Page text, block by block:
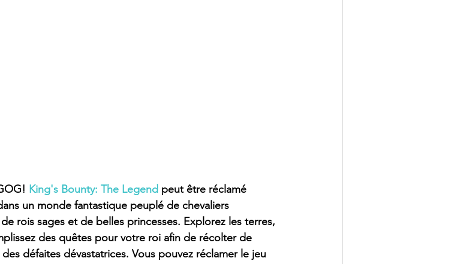
King's Bounty: The Legend peut être réclamé
un monde fantastique peuplé de chevaliers
rois sages et de belles princesses. Explorez les terres,
des quêtes pour votre roi afin de récolter de
défaites dévastatrices. Vous pouvez réclamer le jeu